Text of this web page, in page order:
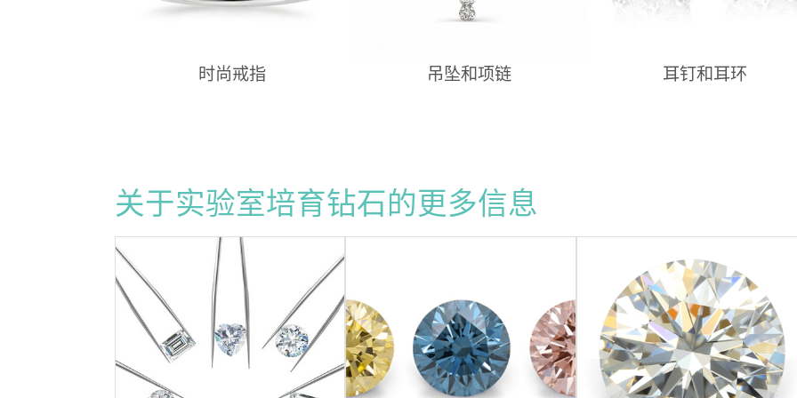
时尚戒指 吊坠和项链 耳钉和耳环
关于实验室培育钻石的更多信息